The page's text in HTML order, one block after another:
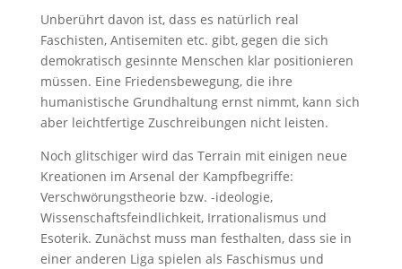
Unberührt davon ist, dass es natürlich real
Faschisten, Antisemiten etc. gibt, gegen die sich
demokratisch gesinnte Menschen klar positionieren
müssen. Eine Friedensbewegung, die ihre
humanistische Grundhaltung ernst nimmt, kann sich
aber leichtfertige Zuschreibungen nicht leisten.
Noch glitschiger wird das Terrain mit einigen neue
Kreationen im Arsenal der Kampfbegriffe:
Verschwörungstheorie bzw. -ideologie,
Wissenschaftsfeindlichkeit, Irrationalismus und
Esoterik. Zunächst muss man festhalten, dass sie in
einer anderen Liga spielen als Faschismus und